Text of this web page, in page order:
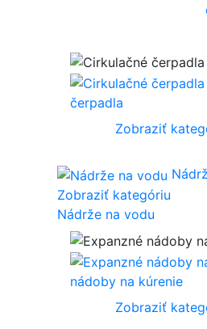
čerpadla
Zobraziť
Zobraziť kategóriu
Nádrže na vodu
nádoby na kúrenie
Zobraziť